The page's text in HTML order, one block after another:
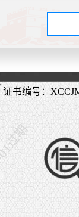
证书编号：
期